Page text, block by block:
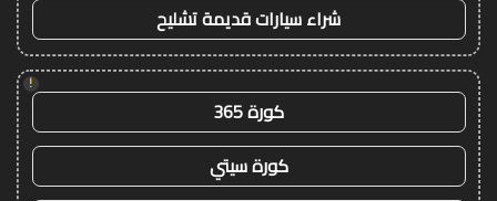
شراء سيارات قديمة تشليح
!
كورة 365
كورة سيتي